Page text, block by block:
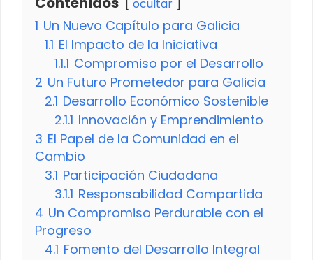
ocultar
1 Un Nuevo Capítulo para Galicia
1.1 El Impacto de la Iniciativa
1.1.1 Compromiso por el Desarrollo
2 Un Futuro Prometedor para Galicia
2.1 Desarrollo Económico Sostenible
2.1.1 Innovación y Emprendimiento
3 El Papel de la Comunidad en el
Cambio
3.1 Participación Ciudadana
3.1.1 Responsabilidad Compartida
4 Un Compromiso Perdurable con el
Progreso
4.1 Fomento del Desarrollo Integral